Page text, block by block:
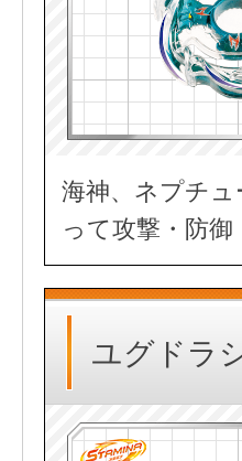
海神、ネプチ
って攻撃・防
ユグドラ